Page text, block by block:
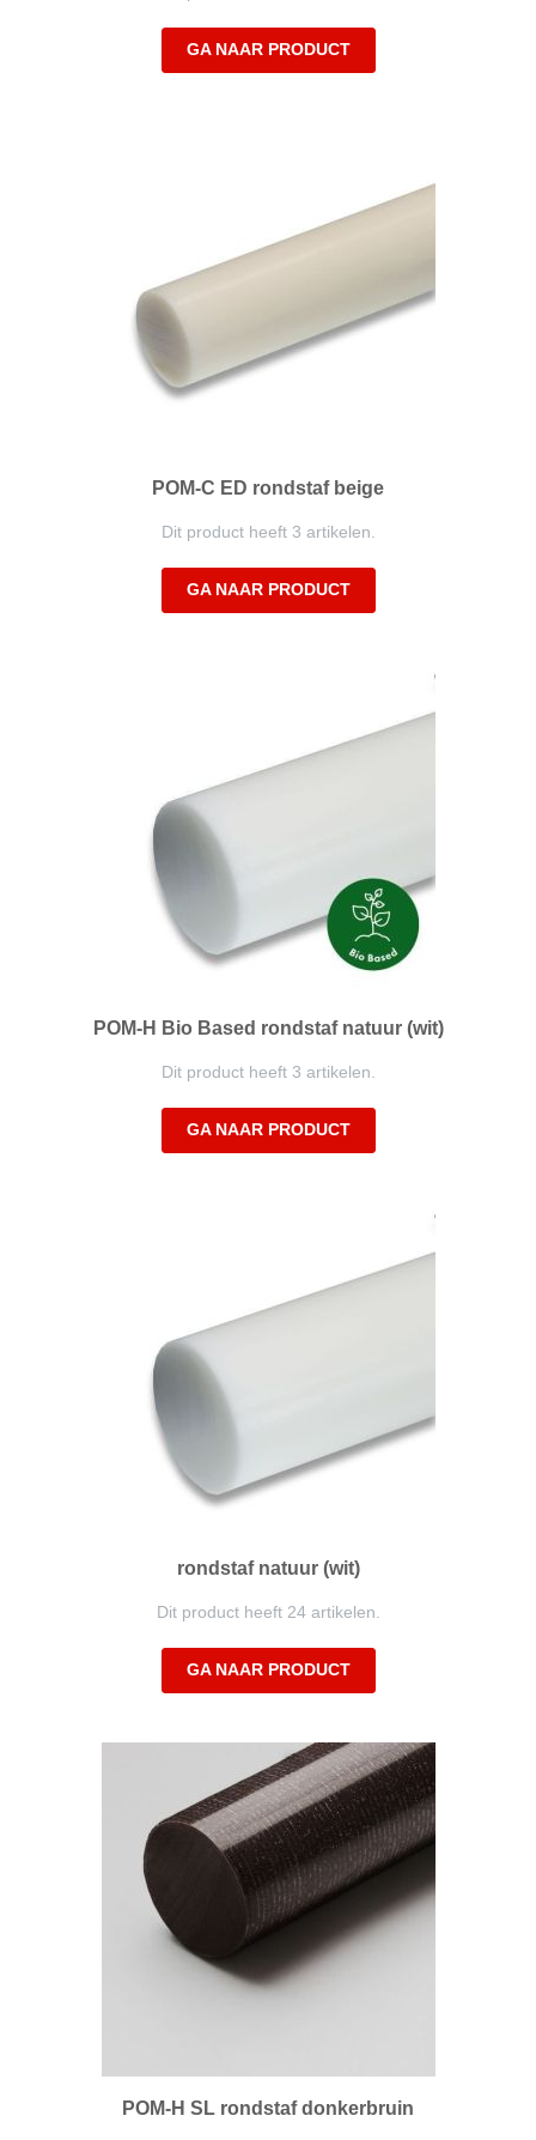
GA NAAR PRODUCT
POM-C ED rondstaf beige
Dit product heeft 3 artikelen.
GA NAAR PRODUCT
POM-H Bio Based rondstaf natuur (wit)
Dit product heeft 3 artikelen.
GA NAAR PRODUCT
rondstaf natuur (wit)
Dit product heeft 24 artikelen.
GA NAAR PRODUCT
POM-H SL rondstaf donkerbruin